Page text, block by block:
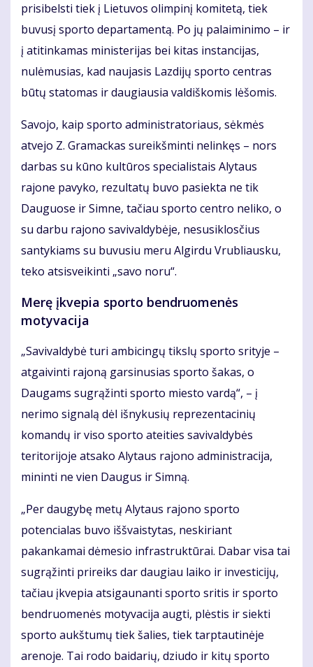
prisibelsti tiek į Lietuvos olimpinį komitetą, tiek
buvusį sporto departamentą. Po jų palaiminimo – ir
į atitinkamas ministerijas bei kitas instancijas,
nulėmusias, kad naujasis Lazdijų sporto centras
būtų statomas ir daugiausia valdiškomis lėšomis.
Savojo, kaip sporto administratoriaus, sėkmės
atvejo Z. Gramackas sureikšminti nelinkęs – nors
darbas su kūno kultūros specialistais Alytaus
rajone pavyko, rezultatų buvo pasiekta ne tik
Dauguose ir Simne, tačiau sporto centro neliko, o
su darbu rajono savivaldybėje, nesusiklosčius
santykiams su buvusiu meru Algirdu Vrubliausku,
teko atsisveikinti „savo noru“.
Merę įkvepia sporto bendruomenės
motyvacija
„Savivaldybė turi ambicingų tikslų sporto srityje –
atgaivinti rajoną garsinusias sporto šakas, o
Daugams sugrąžinti sporto miesto vardą“, – į
nerimo signalą dėl išnykusių reprezentacinių
komandų ir viso sporto ateities savivaldybės
teritorijoje atsako Alytaus rajono administracija,
mininti ne vien Daugus ir Simną.
„Per daugybę metų Alytaus rajono sporto
potencialas buvo iššvaistytas, neskiriant
pakankamai dėmesio infrastruktūrai. Dabar visa tai
sugrąžinti prireiks dar daugiau laiko ir investicijų,
tačiau įkvepia atsigaunanti sporto sritis ir sporto
bendruomenės motyvacija augti, plėstis ir siekti
sporto aukštumų tiek šalies, tiek tarptautinėje
arenoje. Tai rodo baidarių, dziudo ir kitų sporto